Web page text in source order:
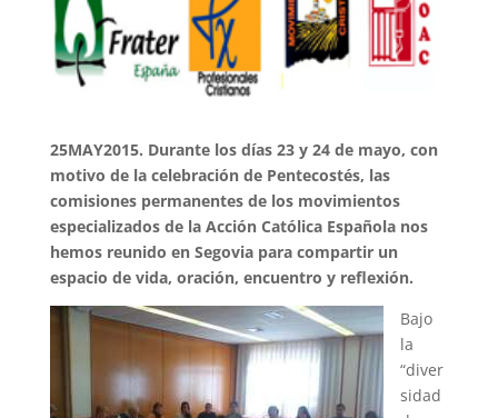
25MAY2015. Durante los días 23 y 24 de mayo, con
motivo de la celebración de Pentecostés, las
comisiones permanentes de los movimientos
especializados de la Acción Católica Española nos
hemos reunido en Segovia para compartir un
espacio de vida, oración, encuentro y reflexión.
Bajo
la
“diver
sidad